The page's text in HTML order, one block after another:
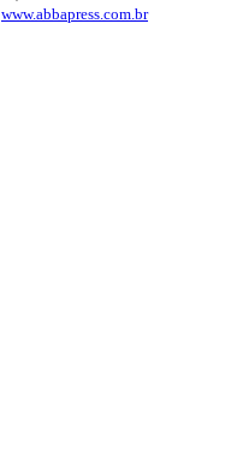
www.abbapress.com.br